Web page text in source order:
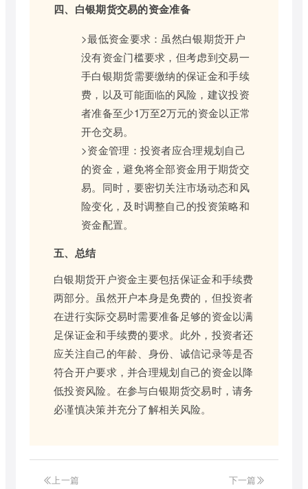
四、白银期货交易的资金准备
>最低资金要求：虽然白银期货开户
没有资金门槛要求，但考虑到交易一
手白银期货需要缴纳的保证金和手续
费，以及可能面临的风险，建议投资
者准备至少1万至2万元的资金以正常
开仓交易。
>资金管理：投资者应合理规划自己
的资金，避免将全部资金用于期货交
易。同时，要密切关注市场动态和风
险变化，及时调整自己的投资策略和
资金配置。
五、总结
白银期货开户资金主要包括保证金和手续费
两部分。虽然开户本身是免费的，但投资者
在进行实际交易时需要准备足够的资金以满
足保证金和手续费的要求。此外，投资者还
应关注自己的年龄、身份、诚信记录等是否
符合开户要求，并合理规划自己的资金以降
低投资风险。在参与白银期货交易时，请务
必谨慎决策并充分了解相关风险。
上一篇 下一篇